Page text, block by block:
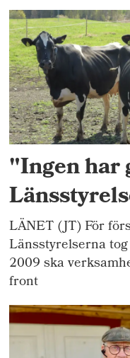
"Ingen har
LÄNET (JT) För
Länsstyrelserna
2009 ska
front